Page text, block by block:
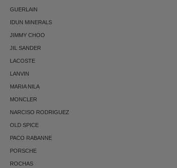
GUERLAIN
IDUN MINERALS
JIMMY CHOO
JIL SANDER
LACOSTE
LANVIN
MARIA NILA
MONCLER
NARCISO RODRIGUEZ
OLD SPICE
PACO RABANNE
PORSCHE
ROCHAS